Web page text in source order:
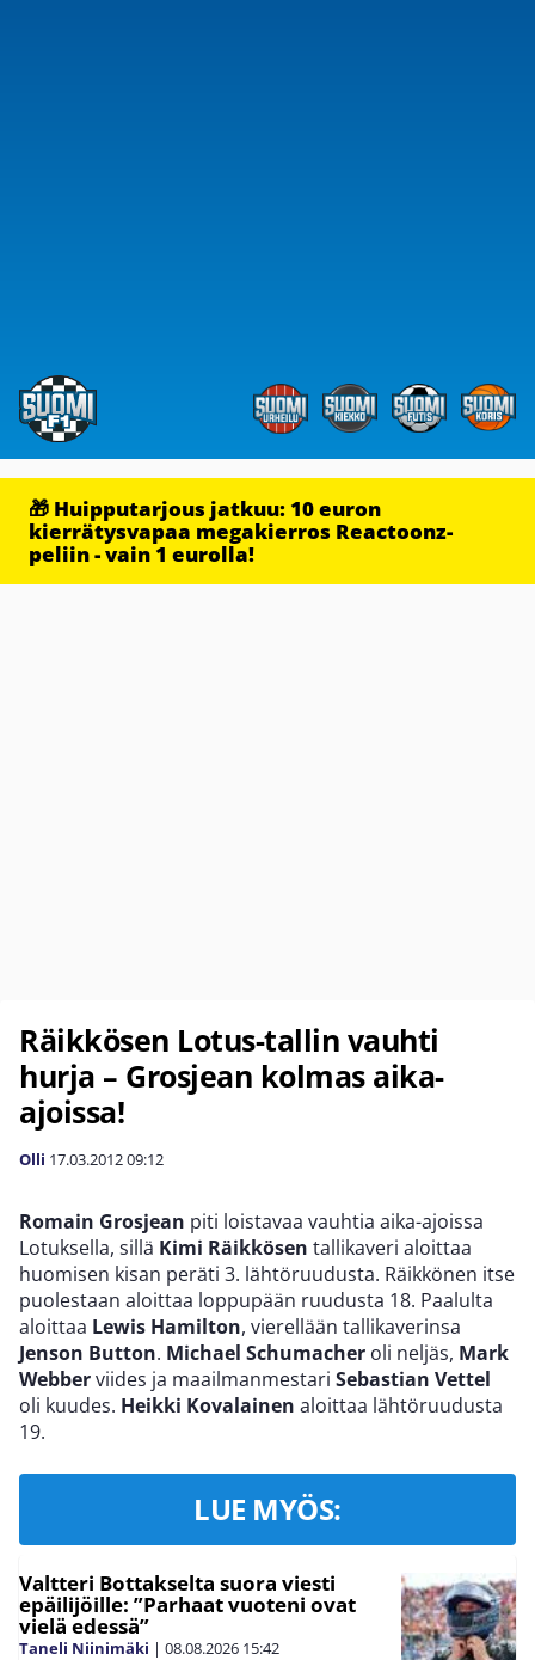
🎁 Huipputarjous jatkuu: 10 euron
kierrätysvapaa megakierros Reactoonz-
peliin - vain 1 eurolla!
Räikkösen Lotus-tallin vauhti
hurja – Grosjean kolmas aika-
ajoissa!
Olli 17.03.201209:12
Romain Grosjean piti loistavaa vauhtia aika-ajoissa
Lotuksella, sillä Kimi Räikkösen tallikaveri aloittaa
huomisen kisan peräti 3. lähtöruudusta. Räikkönen itse
puolestaan aloittaa loppupään ruudusta 18. Paalulta
aloittaa Lewis Hamilton, vierellään tallikaverinsa
Jenson Button. Michael Schumacher oli neljäs, Mark
Webberviides ja maailmanmestari Sebastian Vettel
oli kuudes. Heikki Kovalainen aloittaa lähtöruudusta
19.
LUE MYÖS:
Valtteri Bottakselta suora viesti
epäilijöille: ”Parhaat vuoteni ovat
vielä edessä”
Taneli Niinimäki | 08.08.2026 15:42